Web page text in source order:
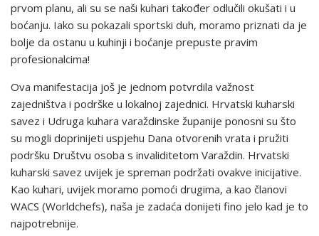
prvom planu, ali su se naši kuhari također odlučili okušati i u
boćanju. Iako su pokazali sportski duh, moramo priznati da je
bolje da ostanu u kuhinji i boćanje prepuste pravim
profesionalcima!
Ova manifestacija još je jednom potvrdila važnost
zajedništva i podrške u lokalnoj zajednici. Hrvatski kuharski
savez i Udruga kuhara varaždinske županije ponosni su što
su mogli doprinijeti uspjehu Dana otvorenih vrata i pružiti
podršku Društvu osoba s invaliditetom Varaždin. Hrvatski
kuharski savez uvijek je spreman podržati ovakve inicijative.
Kao kuhari, uvijek moramo pomoći drugima, a kao članovi
WACS (Worldchefs), naša je zadaća donijeti fino jelo kad je to
najpotrebnije.